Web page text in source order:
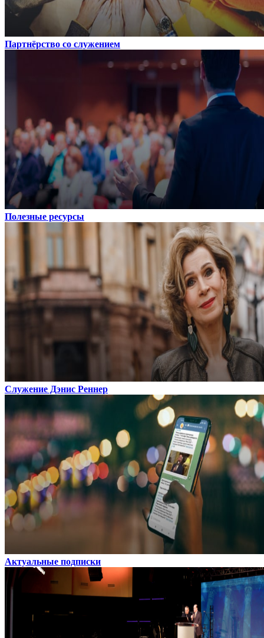
Партнёрство со служением
Полезные ресурсы
Служение Дэнис Реннер
Актуальные подписки